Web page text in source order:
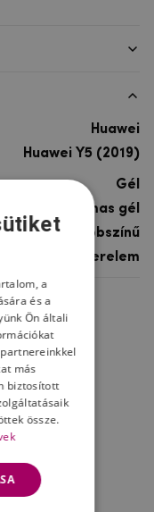
Huawei
Huawei Y5 (2019)
Gél
rugalmas gél
többszínű
Szerelem
el
a
és a
Ön általi
más
biztosított
össze.